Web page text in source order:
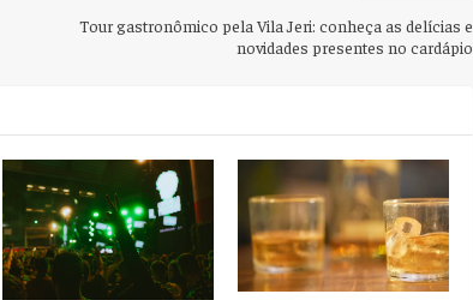
Tour gastronômico pela Vila Jeri: conheça as delícias e
novidades presentes no cardápio